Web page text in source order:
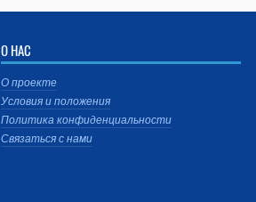
О НАС
О проекте
Условия и положения
Политика конфиденциальности
Связаться с нами